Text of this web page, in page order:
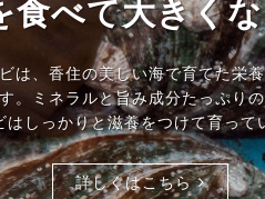
食べて大きく
は、香住の美しい海で育てた栄
。ミネラルと旨み成分たっぷり
はしっかりと滋養をつけて育って
詳しくはこちら